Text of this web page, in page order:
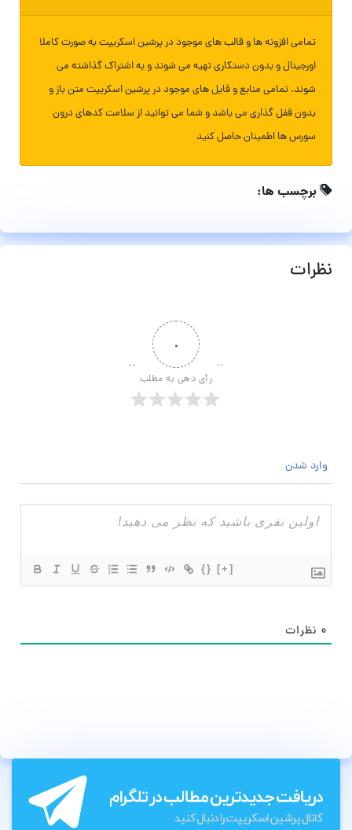
تمامی افزونه ها و قالب های موجود در پرشین اسکریپت به صورت کاملا
اورجینال و بدون دستکاری تهیه می شوند و به اشتراک گذاشته می
شوند. تمامی منابع و فایل های موجود در پرشین اسکریپت متن باز و
بدون قفل گذاری می باشد و شما می توانید از سلامت کدهای درون
سورس ها اطمینان حاصل کنید
برچسب ها:
نظرات
۰
رأی دهی به مطلب
وارد شدن
{} [+]
۰ نظرات